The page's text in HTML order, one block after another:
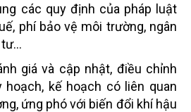
các quy định của pháp luật
phí bảo vệ môi trường, ngân
giá và cập nhật, điều chỉnh
hoạch, kế hoạch có liên quan
ứng phó với biến đổi khí hậu